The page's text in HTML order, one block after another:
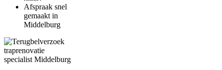
Afspraak snel
gemaakt in
Middelburg